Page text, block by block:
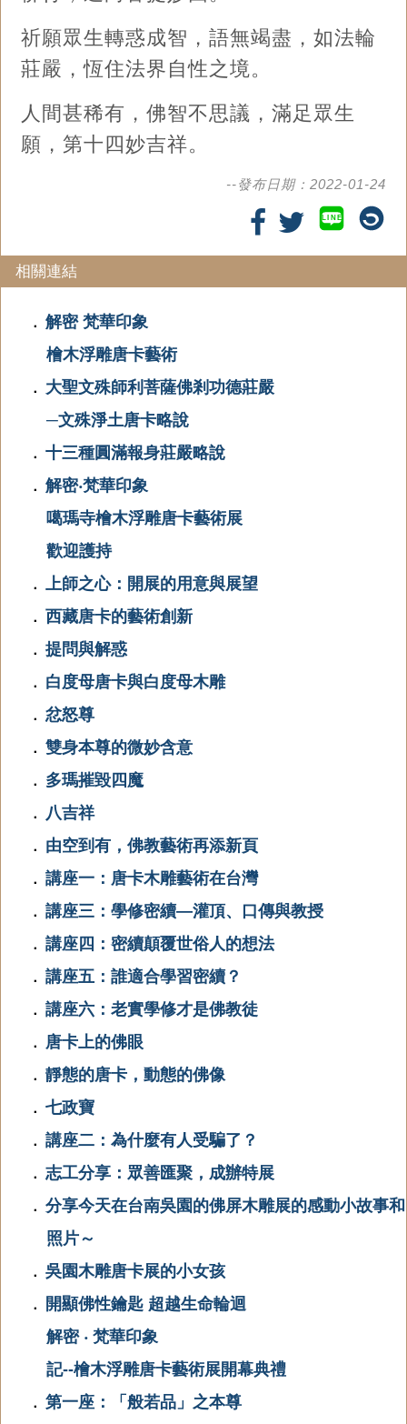
祈願眾生轉惑成智，語無竭盡，如法輪
莊嚴，恆住法界自性之境。
人間甚稀有，佛智不思議，滿足眾生
願，第十四妙吉祥。
--發布日期：2022-01-24
LINE
相關連結
． 解密 梵華印象
檜木浮雕唐卡藝術
． 大聖文殊師利菩薩佛剎功德莊嚴
─文殊淨土唐卡略說
． 十三種圓滿報身莊嚴略說
． 解密‧梵華印象
噶瑪寺檜木浮雕唐卡藝術展
歡迎護持
． 上師之心：開展的用意與展望
． 西藏唐卡的藝術創新
． 提問與解惑
． 白度母唐卡與白度母木雕
． 忿怒尊
． 雙身本尊的微妙含意
． 多瑪摧毀四魔
． 八吉祥
． 由空到有，佛教藝術再添新頁
． 講座一：唐卡木雕藝術在台灣
． 講座三：學修密續—灌頂、口傳與教授
． 講座四：密續顛覆世俗人的想法
． 講座五：誰適合學習密續？
． 講座六：老實學修才是佛教徒
． 唐卡上的佛眼
． 靜態的唐卡，動態的佛像
． 七政寶
． 講座二：為什麼有人受騙了？
． 志工分享：眾善匯聚，成辦特展
． 分享今天在台南吳園的佛屏木雕展的感動小故事和
照片～
． 吳園木雕唐卡展的小女孩
．
開顯佛性鑰匙 超越生命輪迴
解密 ‧ 梵華印象
記--檜木浮雕唐卡藝術展開幕典禮
． 第一座：「般若品」之本尊